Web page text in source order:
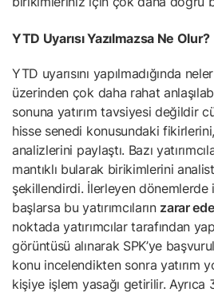
YTD Uyarısı Yazılmazsa Ne Olur?
YTD uyarısını yapılmadığında
üzerinden çok daha rahat
sonuna yatırım tavsiyesi değildir
hisse senedi konusundaki
analizlerini paylaştı. Bazı
mantıklı bularak birikimlerini analist
şekillendirdi. İlerleyen dönemlerde
başlarsa bu yatırımcıların zarar
noktada yatırımcılar tarafından
görüntüsü alınarak SPK’ye
konu incelendikten sonra yatırım
kişiye işlem yasağı getirilir. Ayrıca